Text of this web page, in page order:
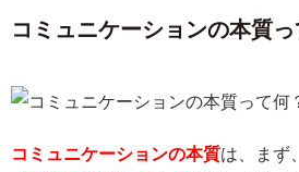
コミュニケーションの本質っ
コミュニケーションの本質は、まず